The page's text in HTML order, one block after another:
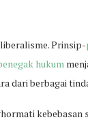
Prinsip-
hukum
dari berbagai
kebebasan